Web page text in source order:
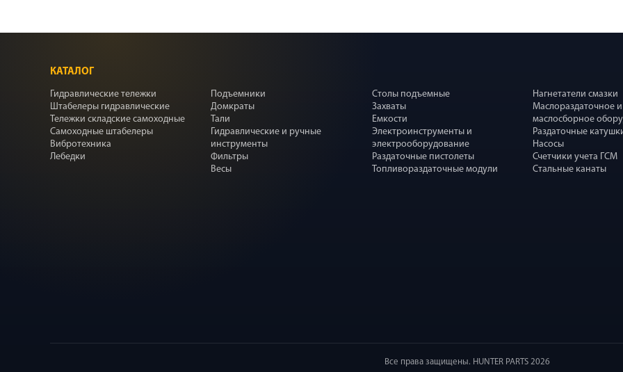
КАТАЛОГ
Гидравлические тележки
Штабелеры гидравлические
Тележки складские самоходные
Самоходные штабелеры
Вибротехника
Лебедки
Подъемники
Домкраты
Тали
Гидравлические и ручные
инструменты
Фильтры
Весы
Столы подъемные
Захваты
Емкости
Электроинструменты и
электрооборудование
Раздаточные пистолеты
Топливораздаточные модули
Нагнетатели смазки
Маслораздаточное и
маслосборное
Раздаточные
Насосы
Счетчики учета ГСМ
Стальные канаты
Все права защищены. HUNTER PARTS 2026